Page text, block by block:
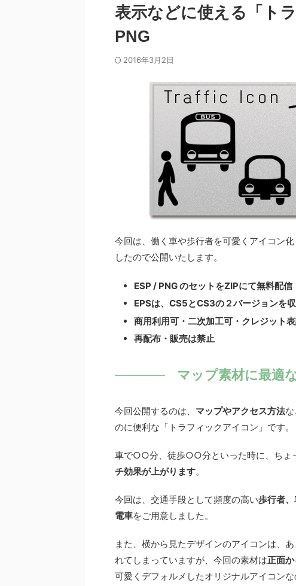
表示などに使える「ト
PNG
2016年3月2日
今回は、働く車や歩行者を可愛くアイコン
したので公開いたします。
ESP / PNG のセットをZIPにて無料配信
EPSは、CS5とCS3の２バージョンを
商用利用可・二次加工可・クレジット
再配布・販売は禁止
マップ素材に最適
今回公開するのは、 マップやアクセス方法な
のに便利な「トラフィックアイコン」です。
車で○○分、徒歩○○分といった時に、ちょ
チ効果が上がります。
今回は、交通手段として頻度の高い歩行者
電車をご用意しました。
また、横から見たデザインのアイコンは、
れてしまっていますが、今回の素材は正面
可愛くデフォルメしたオリジナルアイコンな